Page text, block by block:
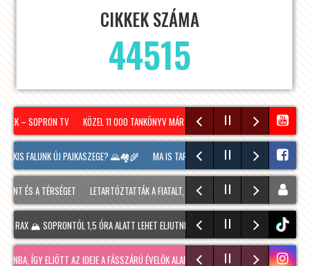
CIKKEK SZÁMA
44515
– SOPRON TV KÖZEL 11 000 TANKÖNYV MÁR MEGÉRKEZETT SOPRONBA A
KIS FALUNK ÚJ PAJKASZEGE? 🌄🏘️🌾 MA IS TART MÉG A SOPRONI BORÜNNEP, 20
ÉS A TÉRSÉGET LETARTÓZTATTÁK A FIATALT, AKI KIS HÍJÁN MEGÖLT EGY 28 ÉVES
RAX 🏔️ SOPRONTÓL 1,5 ÓRA ALATT LEHET ELJUTNI IDE. A TÚRA A PREINER GSCHEIDtiktok
ÍGY ELJÖTT AZ IDEJE A FÁSSZÁRÚ ÉVELŐK ALAPOS VISSZAVÁ… RÉGMÚLT KIRAKATA,